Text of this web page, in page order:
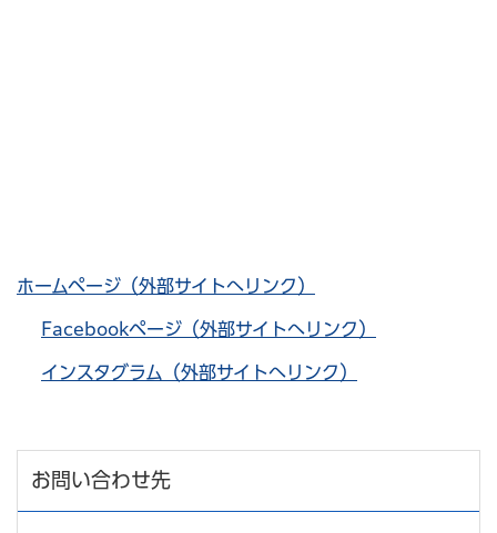
ホームページ（外部サイトへリンク）
Facebookページ（外部サイトへリンク）
インスタグラム（外部サイトへリンク）
お問い合わせ先